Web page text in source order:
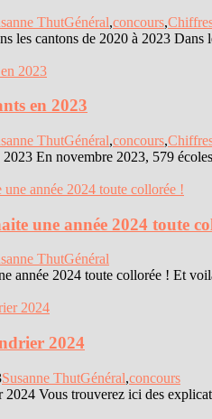
ThutGénéral,concours,
les cantons de 2020 à 2023 Dans
en 2023
ThutGénéral,concours,
En novembre 2023, 579
une année 2024 toute
ThutGénéral
année 2024 toute collorée ! Et
2024
Susanne ThutGénéral,concours
2024 Vous trouverez ici des